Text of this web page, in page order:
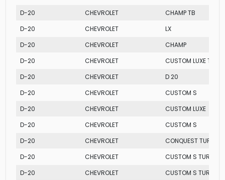
D-20
CHEVROLET
CHAMP TB
D-20
CHEVROLET
LX
D-20
CHEVROLET
CHAMP
D-20
CHEVROLET
CUSTOM LUXE
D-20
CHEVROLET
D 20
D-20
CHEVROLET
CUSTOM S
D-20
CHEVROLET
CUSTOM LUXE
D-20
CHEVROLET
CUSTOM S
D-20
CHEVROLET
CONQUEST TURBO
D-20
CHEVROLET
CUSTOM S TURBO
D-20
CHEVROLET
CUSTOM S TURBO